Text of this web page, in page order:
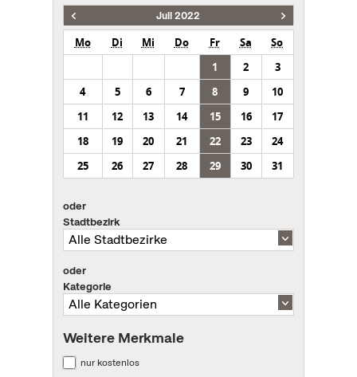
Juli 2022
Mo Di Mi Do Fr Sa
So
1
2
3
4
5 6 7 8 9
10
11
12 13 14 15 16
17
18
19 20 21 22 23
24
25
26 27 28 29 30 31
oder
Stadtbezirk
oder
Kategorie
Weitere Merkmale
nur kostenlos